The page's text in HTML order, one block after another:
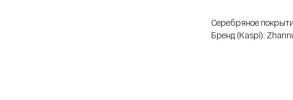
Серебряное
Бренд (Kaspi):